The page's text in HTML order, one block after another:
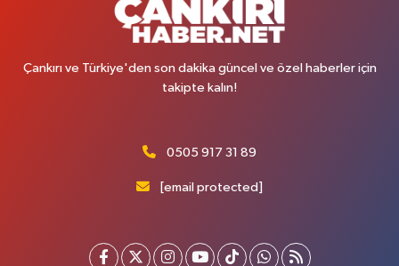
Çankırı ve Türkiye'den son dakika güncel ve özel haberler için
takipte kalın!
0505 917 31 89
[email protected]